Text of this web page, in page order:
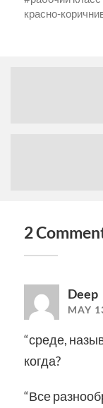
красно-
2
Deep
MAY
“среде,
когда?
“Все